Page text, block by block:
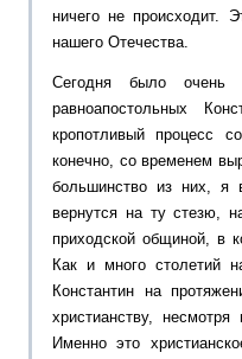
ничего не происходит.
нашего Отечества.
Сегодня было очень
равноапостольных
кропотливый процесс
конечно, со временем
большинство из них, я
вернутся на ту стезю,
приходской общиной, в
Как и много столетий
Константин на
христианству,
Именно это